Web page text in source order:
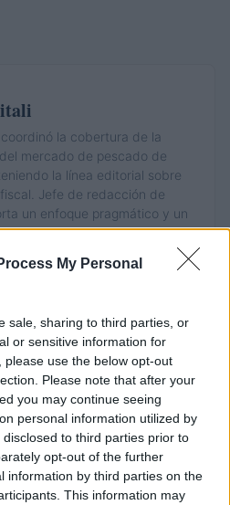
My Personal
sale, sharing to third parties, or
or sensitive information for
use the below opt-out
Please note that after your
you may continue seeing
personal information utilized by
to third parties prior to
opt-out of the further
information by third parties on the
This information may
la cobertura de la
mercado de pescado de
la línea editorial sobre
Jefe de redacción de
un enfoque pragmático y un
aún conserva cuadernos de